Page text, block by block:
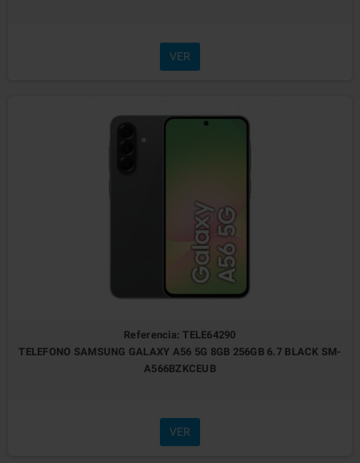
VER
Referencia: TELE64290
TELEFONO SAMSUNG GALAXY A56 5G 8GB 256GB 6.7 BLACK SM-
A566BZKCEUB
VER